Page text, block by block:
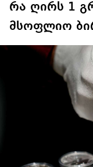
რა ღირს 1
მსოფლიო